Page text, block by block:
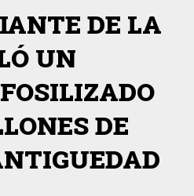
DE LA
UN
DE